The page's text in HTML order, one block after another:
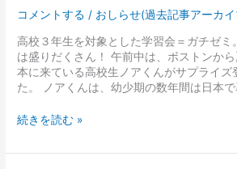
コメントする / おしらせ(過去記事アーカ
高校３年生を対象とした学習会＝ガチゼミ
は盛りだくさん！ 午前中は、ボストンか
本に来ている高校生ノアくんがサプライズ
た。 ノアくんは、幼少期の数年間は日本
ロ
グ】
7
月
22
日
習
レ
続きを読む »